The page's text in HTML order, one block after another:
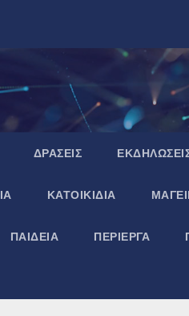
ΔΡΑΣΕΙΣ
ΚΑΤΟΙΚΙΔΙΑ
ΠΑΙΔΕΙΑ ΠΕΡΙΕΡΓΑ